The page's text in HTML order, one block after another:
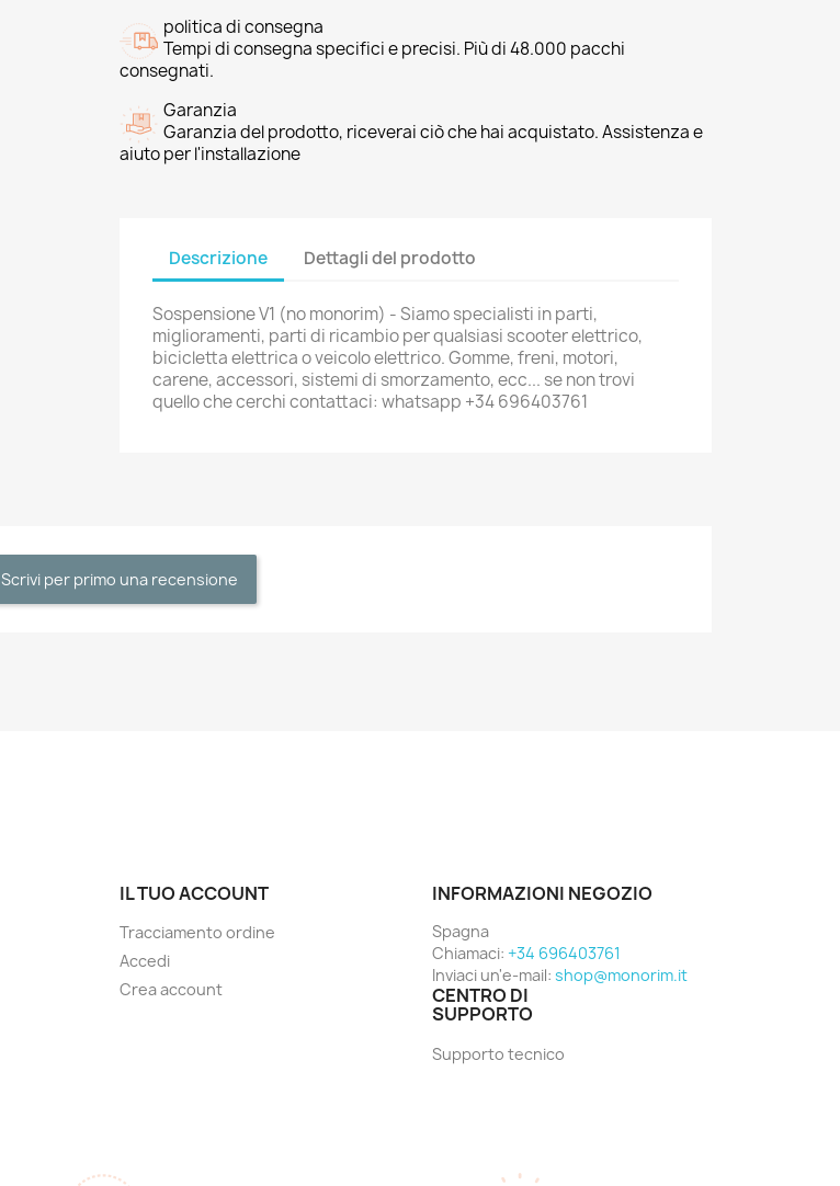
politica di consegna
Tempi di consegna specifici e precisi. Più di 48.000 pacchi
consegnati.
Garanzia
Garanzia del prodotto, riceverai ciò che hai acquistato. Assistenza e
aiuto per l'installazione
Descrizione Dettagli del prodotto
Sospensione V1 (no monorim) - Siamo specialisti in parti,
miglioramenti, parti di ricambio per qualsiasi scooter elettrico,
bicicletta elettrica o veicolo elettrico. Gomme, freni, motori,
carene, accessori, sistemi di smorzamento, ecc... se non trovi
quello che cerchi contattaci: whatsapp +34 696403761
Scrivi per primo una recensione
IL TUO ACCOUNT
Tracciamento ordine
Accedi
Crea account
INFORMAZIONI NEGOZIO
Spagna
Chiamaci: +34 696403761
Inviaci un'e-mail: shop@monorim.it
CENTRO DI
SUPPORTO
Supporto tecnico